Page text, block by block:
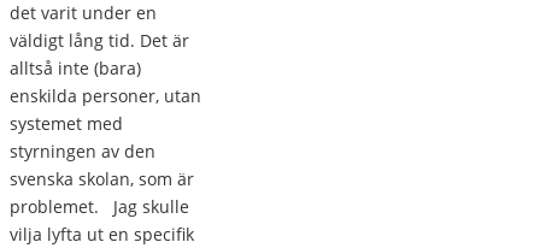
det varit under en
väldigt lång tid. Det är
alltså inte (bara)
enskilda personer, utan
systemet med
styrningen av den
svenska skolan, som är
problemet. Jag skulle
vilja lyfta ut en specifik